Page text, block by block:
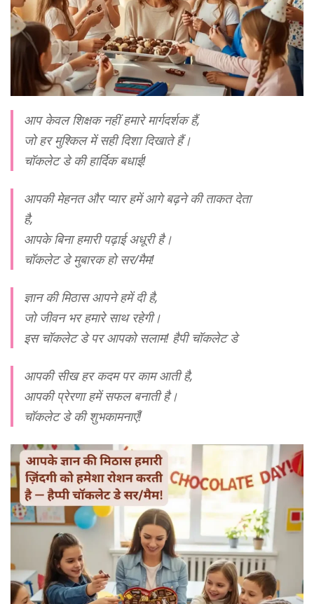
आप केवल शिक्षक नहीं हमारे मार्गदर्शक हैं,
जो हर मुश्किल में सही दिशा दिखाते हैं।
चॉकलेट डे की हार्दिक बधाई!
आपकी मेहनत और प्यार हमें आगे बढ़ने की ताकत देता
है,
आपके बिना हमारी पढ़ाई अधूरी है।
चॉकलेट डे मुबारक हो सर/मैम!
ज्ञान की मिठास आपने हमें दी है,
जो जीवन भर हमारे साथ रहेगी।
इस चॉकलेट डे पर आपको सलाम! हैपी चॉकलेट डे
आपकी सीख हर कदम पर काम आती है,
आपकी प्रेरणा हमें सफल बनाती है।
चॉकलेट डे की शुभकामनाएँ!